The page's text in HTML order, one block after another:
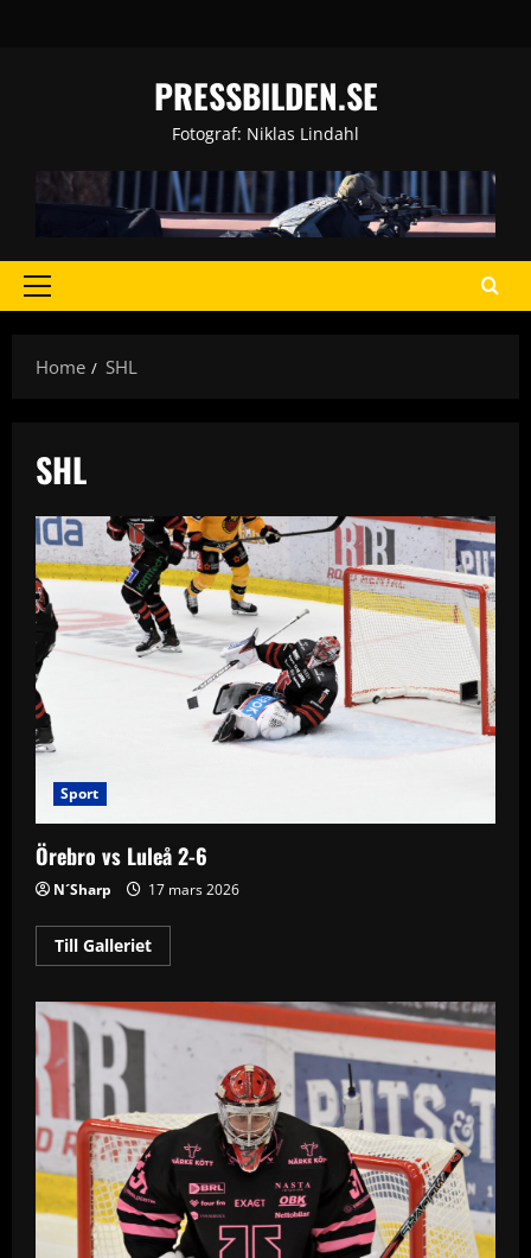
PRESSBILDEN.SE
Fotograf: Niklas Lindahl
Primary
Home
SHL
SHL
Sport
Örebro vs Luleå 2-6
N´Sharp 17 mars 2026
Till GallerietRead
more
vs
Luleå